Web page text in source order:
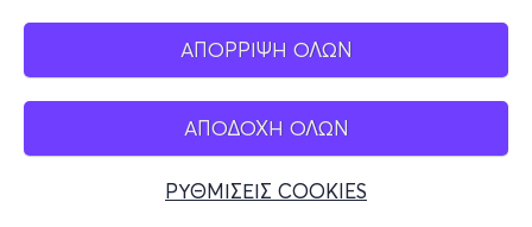
ΑΠΟΡΡΙΨΗ ΟΛΩΝ
ΑΠΟΔΟΧΗ ΟΛΩΝ
ΡΥΘΜΙΣΕΙΣ COOKIES